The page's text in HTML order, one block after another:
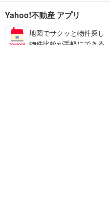
Yahoo!不動産 アプリ
地図でサクッと物件探し
物件比較が手軽にできる